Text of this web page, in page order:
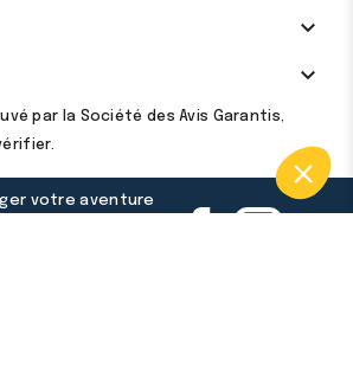


par la Société des Avis Garantis,
.
votre aventure